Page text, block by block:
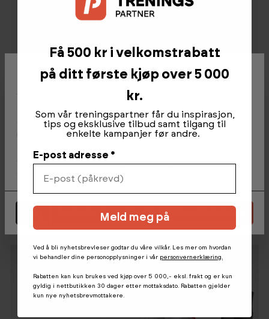
Sitt i samme posisjon som på
landeveissykkelen din, med bukkestyre og
integrerte gir.
Hev og senk sykkelen med opptil 20 %
stigning og -10 % nedoverbakke.
Velg dine cookie-innstillinger
Vi og våre forretningspartnere bruker teknologier,
inkludert informasjonskapsler, til å samle informasjon om
deg for ulike formål, inkludert: Funksjonelle, statistiske,
markedsføring. Ved å trykke 'Godta', samtykker du til alle
samtykker til ved å klikke på avmerkingsboksen ved siden
Godta alle informasjonskapsler
Få 500 kr i velkomstrabatt
på ditt første kjøp over 5 000
kr.
Som vår treningspartner får du inspirasjon,
tips og eksklusive tilbud samt tilgang til
enkelte kampanjer før andre.
E-post adresse *
Meld meg på
Ved å bli nyhetsbrevleser godtar du våre vilkår. Les mer om hvordan
vi behandler dine personopplysninger i vår personvernerklæring.
Rabatten kan kun brukes ved kjøp over 5 000,- eksl. frakt og er kun
gyldig i nettbutikken 30 dager etter mottaksdato. Rabatten gjelder
kun nye nyhetsbrevmottakere.